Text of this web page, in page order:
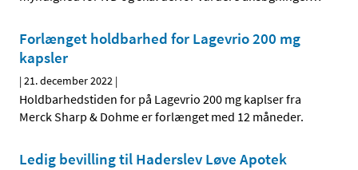
Forlænget holdbarhed for Lagevrio 200 mg
kapsler
|21. december 2022 |
Holdbarhedstiden for på Lagevrio 200 mg kaplser fra
Merck Sharp & Dohme er forlænget med 12 måneder.
Ledig bevilling til Haderslev Løve Apotek